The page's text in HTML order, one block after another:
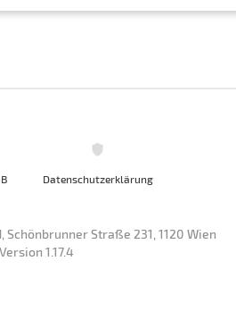
Datenschutzerklärung
Schönbrunner Straße 231, 1120 Wien
Version 1.17.4